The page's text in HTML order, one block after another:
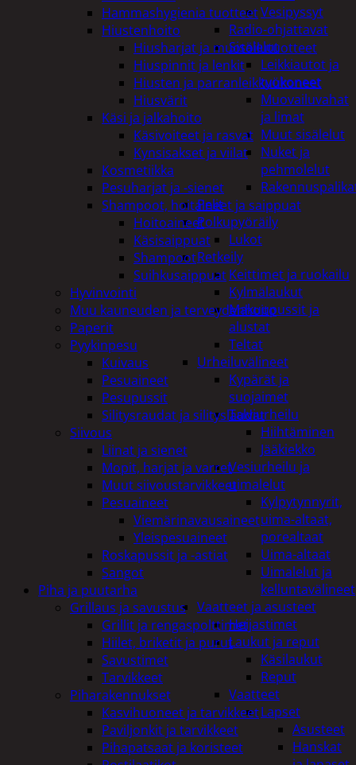
Vesipyssyt
Radio-ohjattavat
Sisälelut
Leikkiautot ja
työkoneet
Muovailuvahat
ja limat
Muut sisälelut
Nuket ja
pehmolelut
Pelit
Polkupyöräily
Lukot
Retkeily
Keittimet ja ruokailu
Kylmälaukut
Makuupussit ja
alustat
Teltat
Urheiluvälineet
Kypärät ja
suojaimet
Talviurheilu
Hiihtäminen
Jääkiekko
Vesiurheilu ja
uimalelut
Kylpytynnyrit,
uima-altaat,
porealtaat
Uima-altaat
Uimalelut ja
kelluntavälineet
Vaatteet ja asusteet
Heijastimet
Laukut ja reput
Käsilaukut
Reput
Vaatteet
Lapset
Asusteet
Hanskat
Hammashygienia tuotteet
Hiustenhoito
Hiusharjat ja muotoilutuotteet
Hiuspinnit ja lenkit
Hiusten ja parranleikkuukoneet
Hiusvärit
Käsi ja jalkahoito
Käsivoiteet ja rasvat
Kynsisakset ja viilat
Kosmetiikka
Pesuharjat ja -sienet
Shampoot, hoitaineet ja saippuat
Hoitoaineet
Käsisaippuat
Shampoot
Suihkusaippuat
Hyvinvointi
Muu kauneuden ja terveydenhoito
Paperit
Pyykinpesu
Kuivaus
Pesuaineet
Pesupussit
Silitysraudat ja silityslaudat
Siivous
Liinat ja sienet
Mopit, harjat ja varret
Muut siivoustarvikkeet
Pesuaineet
Viemärinavausaineet
Yleispesuaineet
Roskapussit ja -astiat
Sangot
Piha ja puutarha
Grillaus ja savustus
Grillit ja rengaspolttimet
Hiilet, briketit ja purut
Savustimet
Tarvikkeet
Piharakennukset
Kasvihuoneet ja tarvikkeet
Paviljonkit ja tarvikkeet
Pihapatsaat ja koristeet